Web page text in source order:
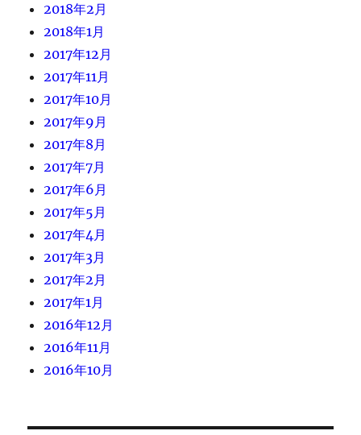
2018年2月
2018年1月
2017年12月
2017年11月
2017年10月
2017年9月
2017年8月
2017年7月
2017年6月
2017年5月
2017年4月
2017年3月
2017年2月
2017年1月
2016年12月
2016年11月
2016年10月